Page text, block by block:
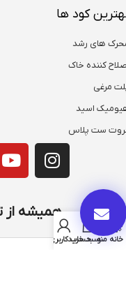
کود ها
های رشد
کننده خاک
مرغی
اسید
ست پلاس
همیشه از
خانه منوسبد خرید
حساب کاربری من